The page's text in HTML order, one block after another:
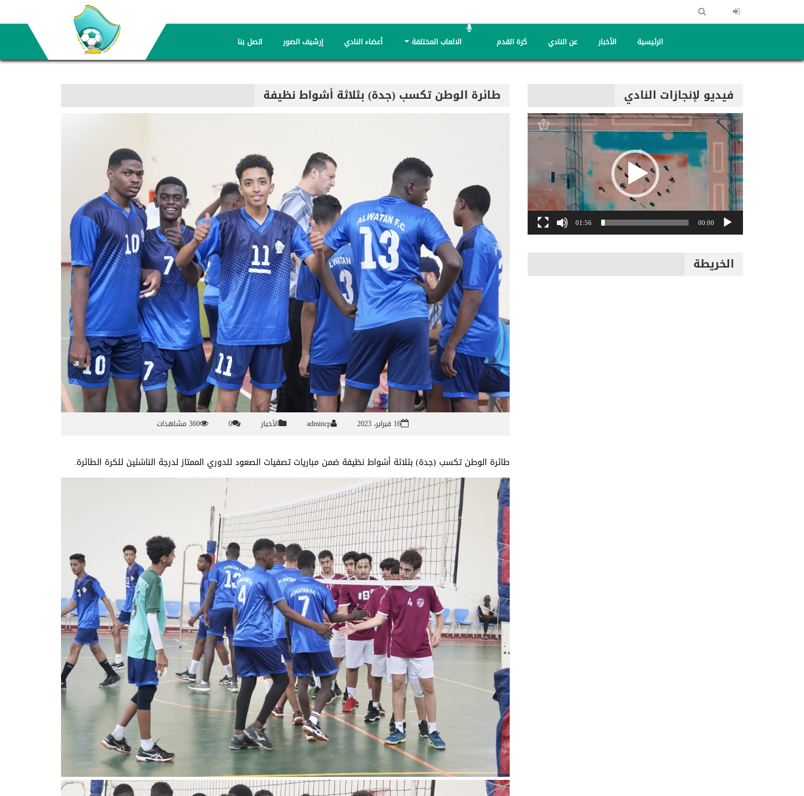
الرئيسية الأخبار عن النادي كرة القدم الالعاب المختلفة أعضاء النادي إرشيف الصور اتصل بنا
طائرة الوطن تكسب (جدة) بثلاثة أشواط نظيفة
16 فبراير، 2023 admincp الأخبار 0 360 مشاهدات
طائرة الوطن تكسب (جدة) بثلاثة أشواط نظيفة ضمن مباريات تصفيات الصعود للدوري الممتاز لدرجة الناشئين للكرة الطائرة.
فيديو لإنجازات النادي
مشغل
الفيديو
00:00
01:56
الخريطة